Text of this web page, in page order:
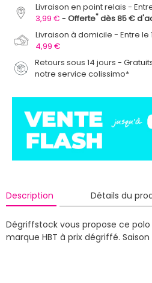
Livraison en point relais
3,99 €
Offerte* dès 85 €
Livraison à domicile
Entre le
4,99 €
Retours sous 14 jours -
notre service colissimo*
Description Détails du
Dégriffstock vous propose ce
marque HBT à prix dégriffé.